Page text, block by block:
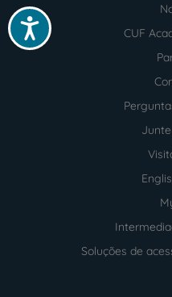
Acessibilidade
CUF
Soluções de